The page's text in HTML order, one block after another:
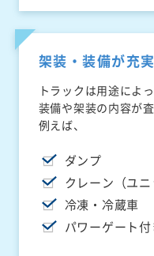
架装・装備が充
トラックは用途によ
装備や架装の内容が
例えば、
ダンプ
クレーン（ユ
冷凍・冷蔵車
パワーゲート